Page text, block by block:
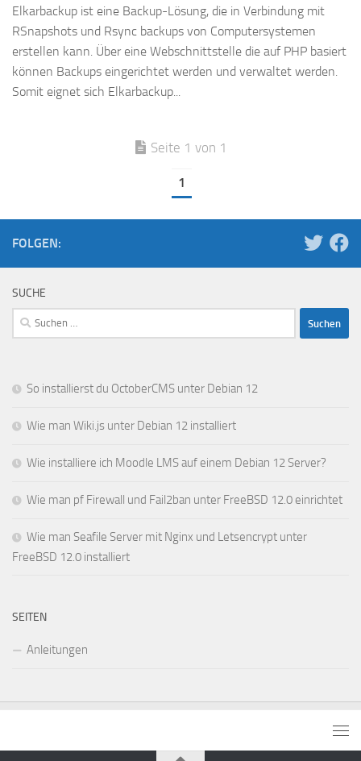
Elkarbackup ist eine Backup-Lösung, die in Verbindung mit
RSnapshots und Rsync backups von Computersystemen
erstellen kann. Über eine Webschnittstelle die auf PHP basiert
können Backups eingerichtet werden und verwaltet werden.
Somit eignet sich Elkarbackup...
Seite 1 von 1
1
FOLGEN:
SUCHE
Suchen
nach:
So installierst du OctoberCMS unter Debian 12
Wie man Wiki.js unter Debian 12 installiert
Wie installiere ich Moodle LMS auf einem Debian 12 Server?
Wie man pf Firewall und Fail2ban unter FreeBSD 12.0 einrichtet
Wie man Seafile Server mit Nginx und Letsencrypt unter
FreeBSD 12.0 installiert
SEITEN
Anleitungen